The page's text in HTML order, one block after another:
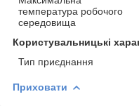
температура робочого
середовища
Користувальницькі
Тип приєднання
Приховати